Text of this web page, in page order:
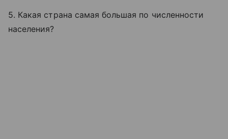
5. Какая страна самая большая по численности
населения?